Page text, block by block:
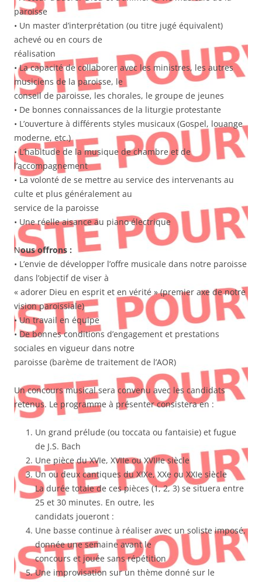
paroisse
• Un master d’interprétation (ou titre jugé équivalent)
achevé ou en cours de
réalisation
• La capacité de collaborer avec les ministres, les autres
musiciens de la paroisse, le
conseil de paroisse, les chorales, le groupe de jeunes
• De bonnes connaissances de la liturgie protestante
• L’ouverture à différents styles musicaux (Gospel, louange
moderne, etc.)
• L’habitude de la musique de chambre et de
l’accompagnement
• La volonté de se mettre au service des intervenants au
culte et plus généralement au
service de la paroisse
• Une réelle aisance au piano électrique
Nous offrons :
• L’envie de développer l’offre musicale dans notre paroisse
dans l’objectif de viser à
« adorer Dieu en esprit et en vérité » (premier axe de notre
vision paroissiale)
• Un travail en équipe
• De bonnes conditions d’engagement et prestations
sociales en vigueur dans notre
paroisse (barème de traitement de l’AOR)
Un concours musical sera convenu avec les candidats
retenus. Le programme à présenter consistera en :
Un grand prélude (ou toccata ou fantaisie) et fugue
de J.S. Bach
Une pièce du XVIe, XVIIe ou XVIIIe siècle
Un ou deux cantiques du XIXe, XXe ou XXIe siècle
La durée totale de ces pièces (1, 2, 3) se situera entre
25 et 30 minutes. En outre, les
candidats joueront :
Une basse continue à réaliser avec un soliste imposé,
donnée une semaine avant le
concours et jouée sans répétition
Une improvisation sur un thème donné sur le